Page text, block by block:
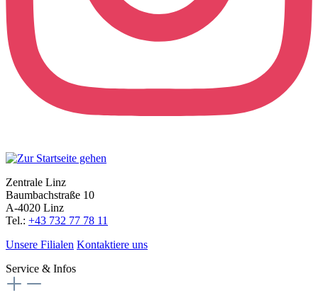
Zentrale Linz
Baumbachstraße 10
A-4020 Linz
Tel.: +43 732 77 78 11
Unsere Filialen Kontaktiere uns
Service & Infos